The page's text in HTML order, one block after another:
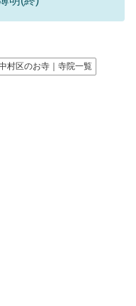
村区のお寺｜寺院一覧